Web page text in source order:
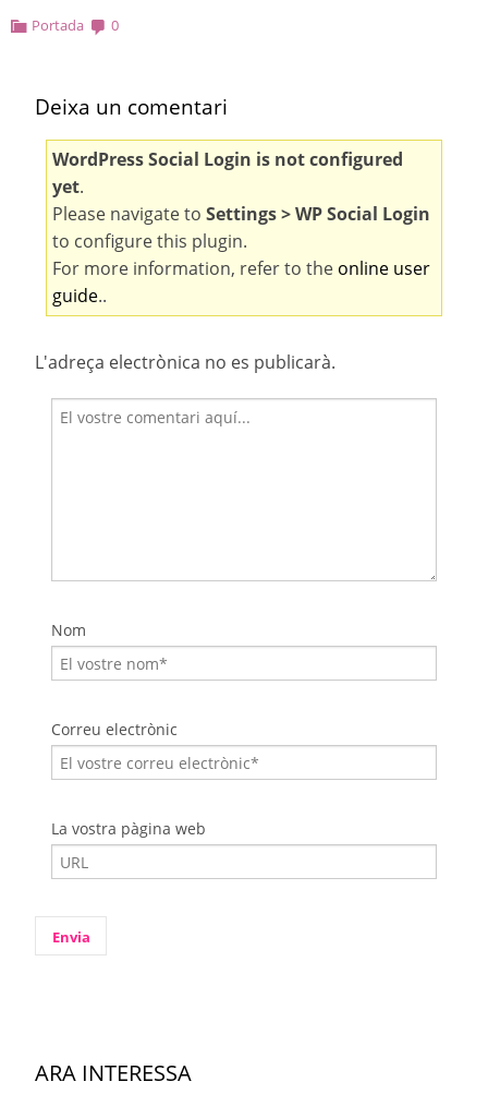
Portada 0
Deixa un comentari
WordPress Social Login is not configured
yet.
Please navigate to Settings > WP Social Login
to configure this plugin.
For more information, refer to the online user
guide..
L'adreça electrònica no es publicarà.
Nom
Correu electrònic
La vostra pàgina web
ARA INTERESSA